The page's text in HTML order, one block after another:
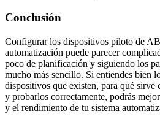
Conclusión
Configurar los dispositivos piloto de
automatización puede parecer
poco de planificación y siguiendo los
mucho más sencillo. Si entiendes bien
dispositivos que existen, para qué sirve
y probarlos correctamente, podrás
y el rendimiento de tu sistema